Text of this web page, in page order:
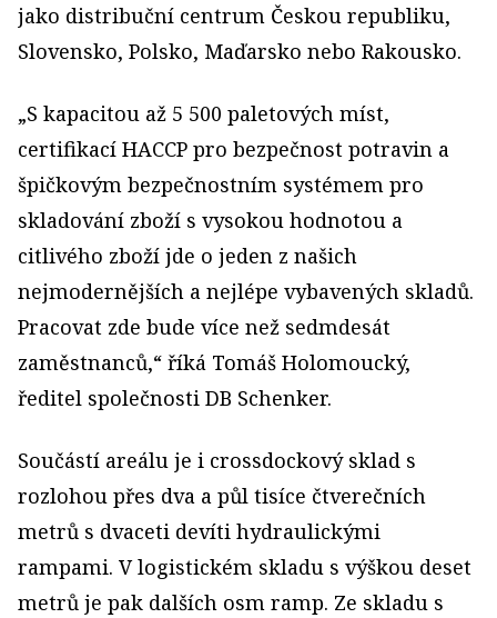
jako distribuční centrum Českou republiku,
Slovensko, Polsko, Maďarsko nebo Rakousko.
„S kapacitou až 5 500 paletových míst,
certifikací HACCP pro bezpečnost potravin a
špičkovým bezpečnostním systémem pro
skladování zboží s vysokou hodnotou a
citlivého zboží jde o jeden z našich
nejmodernějších a nejlépe vybavených skladů.
Pracovat zde bude více než sedmdesát
zaměstnanců,“ říká Tomáš Holomoucký,
ředitel společnosti DB Schenker.
Součástí areálu je i crossdockový sklad s
rozlohou přes dva a půl tisíce čtverečních
metrů s dvaceti devíti hydraulickými
rampami. V logistickém skladu s výškou deset
metrů je pak dalších osm ramp. Ze skladu s